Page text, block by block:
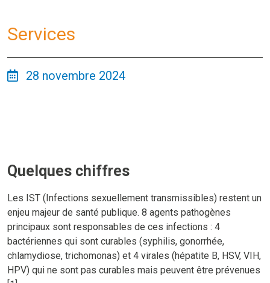
Services
28 novembre 2024
Quelques chiffres
Les IST (Infections sexuellement transmissibles) restent un
enjeu majeur de santé publique. 8 agents pathogènes
principaux sont responsables de ces infections : 4
bactériennes qui sont curables (syphilis, gonorrhée,
chlamydiose, trichomonas) et 4 virales (hépatite B, HSV, VIH,
HPV) qui ne sont pas curables mais peuvent être prévenues